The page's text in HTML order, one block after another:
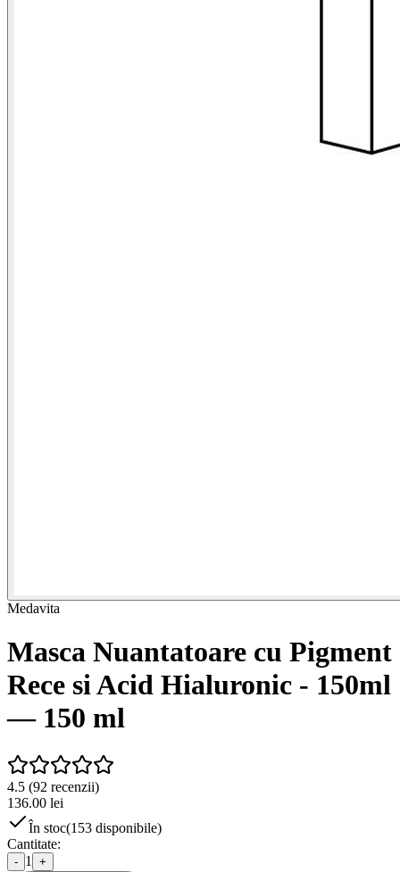
Medavita
Masca Nuantatoare cu Pigment
Rece si Acid Hialuronic - 150ml
— 150 ml
4.5 (92 recenzii)
136.00 lei
În stoc(153 disponibile)
Cantitate:
- 1 +